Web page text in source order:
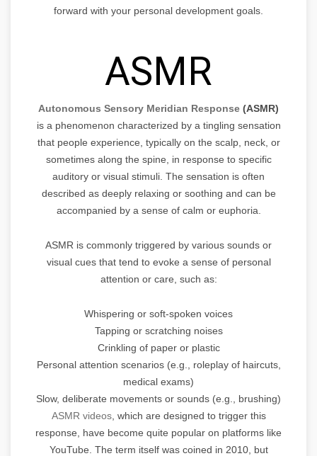
forward with your personal development goals.
ASMR
Autonomous Sensory Meridian Response (ASMR)
is a phenomenon characterized by a tingling sensation
that people experience, typically on the scalp, neck, or
sometimes along the spine, in response to specific
auditory or visual stimuli. The sensation is often
described as deeply relaxing or soothing and can be
accompanied by a sense of calm or euphoria.
ASMR is commonly triggered by various sounds or
visual cues that tend to evoke a sense of personal
attention or care, such as:
Whispering or soft-spoken voices
Tapping or scratching noises
Crinkling of paper or plastic
Personal attention scenarios (e.g., roleplay of haircuts,
medical exams)
Slow, deliberate movements or sounds (e.g., brushing)
ASMR videos, which are designed to trigger this
response, have become quite popular on platforms like
YouTube. The term itself was coined in 2010, but